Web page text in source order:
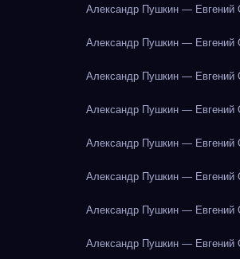
Александр Пушкин — Евгений
Александр Пушкин — Евгений
Александр Пушкин — Евгений
Александр Пушкин — Евгений
Александр Пушкин — Евгений
Александр Пушкин — Евгений
Александр Пушкин — Евгений
Александр Пушкин — Евгений